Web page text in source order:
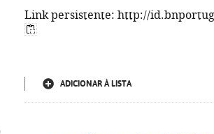
Link persistente: http://
ADICIONAR À LISTA